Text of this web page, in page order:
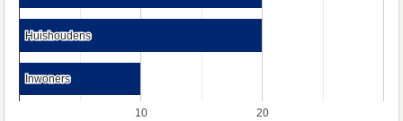
10 20
Huishoudens
Huishoudens
Inwoners
Inwoners